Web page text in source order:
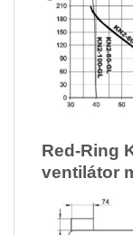
Red-Ring
ventilátor